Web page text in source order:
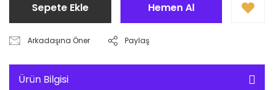
Sepete Ekle Hemen Al
Arkadaşına Öner Paylaş
Ürün Bilgisi